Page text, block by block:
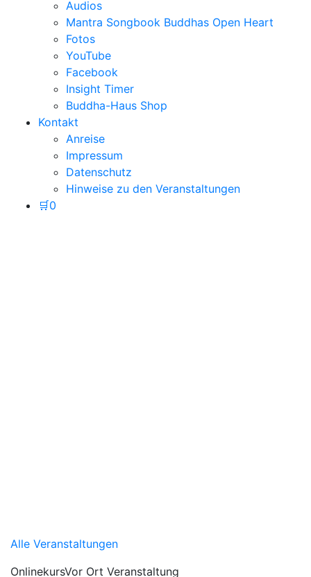
Audios
Mantra Songbook Buddhas Open Heart
Fotos
YouTube
Facebook
Insight Timer
Buddha-Haus Shop
Kontakt
Anreise
Impressum
Datenschutz
Hinweise zu den Veranstaltungen
🛒0
Alle Veranstaltungen
OnlinekursVor Ort Veranstaltung